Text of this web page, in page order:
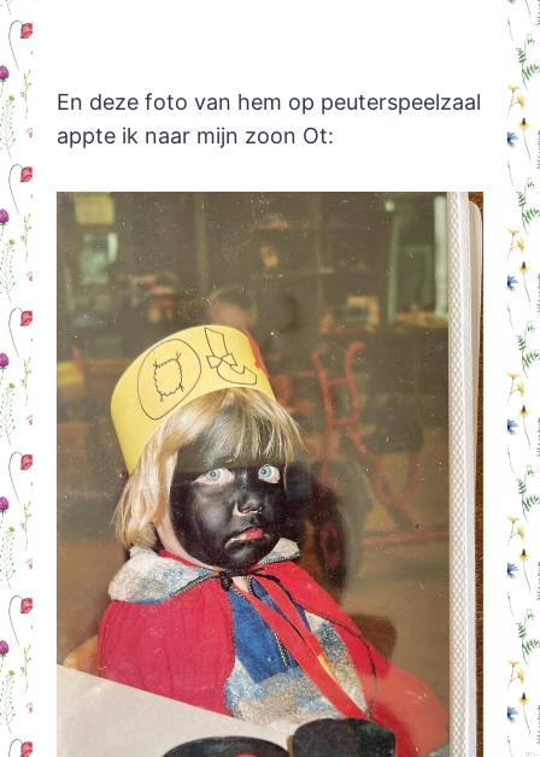
En deze foto van hem op peuterspeelzaal
appte ik naar mijn zoon Ot: